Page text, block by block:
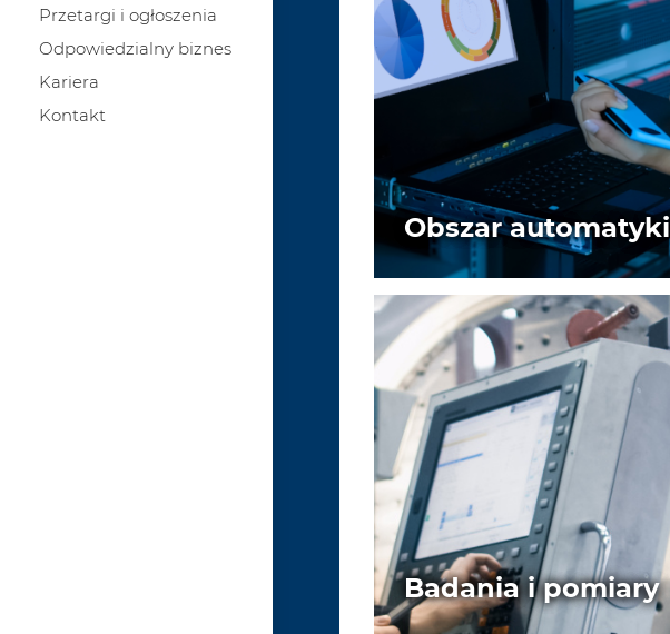
Przetargi i ogłoszenia
Odpowiedzialny biznes
Kariera
Kontakt
Obszar automatyki
Badania i pomiary